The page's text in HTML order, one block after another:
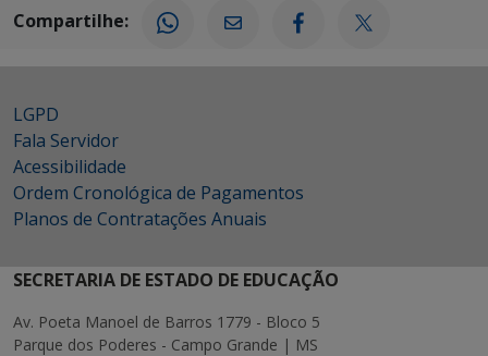
Compartilhe:
LGPD
Fala Servidor
Acessibilidade
Ordem Cronológica de Pagamentos
Planos de Contratações Anuais
SECRETARIA DE ESTADO DE EDUCAÇÃO
Av. Poeta Manoel de Barros 1779 - Bloco 5
Parque dos Poderes - Campo Grande | MS